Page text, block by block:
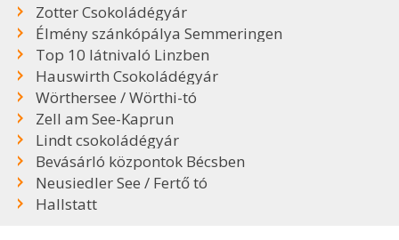
Zotter Csokoládégyár
Élmény szánkópálya Semmeringen
Top 10 látnivaló Linzben
Hauswirth Csokoládégyár
Wörthersee / Wörthi-tó
Zell am See-Kaprun
Lindt csokoládégyár
Bevásárló központok Bécsben
Neusiedler See / Fertő tó
Hallstatt